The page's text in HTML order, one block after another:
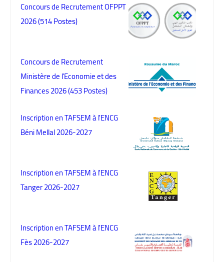
Concours de Recrutement OFPPT
2026 (514 Postes)
Concours de Recrutement
Ministère de l’Economie et des
Finances 2026 (453 Postes)
Inscription en TAFSEM à l'ENCG
Béni Mellal 2026-2027
Inscription en TAFSEM à l'ENCG
Tanger 2026-2027
Inscription en TAFSEM à l'ENCG
Fès 2026-2027